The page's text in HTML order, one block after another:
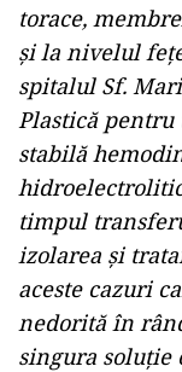
torace,
şi la nivelul
spitalul Sf.
Plastică
stabilă
timpul
izolarea şi
aceste cazuri
nedorită în
singura soluţie